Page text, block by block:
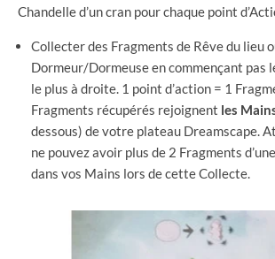
Chandelle d’un cran pour chaque point
Collecter des Fragments de Rêve du lieu
Dormeur/Dormeuse en commençant pas
le plus à droite. 1 point d’action = 1
Fragments récupérés rejoignent les
dessous) de votre plateau Dreamscape.
ne pouvez avoir plus de 2 Fragments
dans vos Mains lors de cette Collecte.